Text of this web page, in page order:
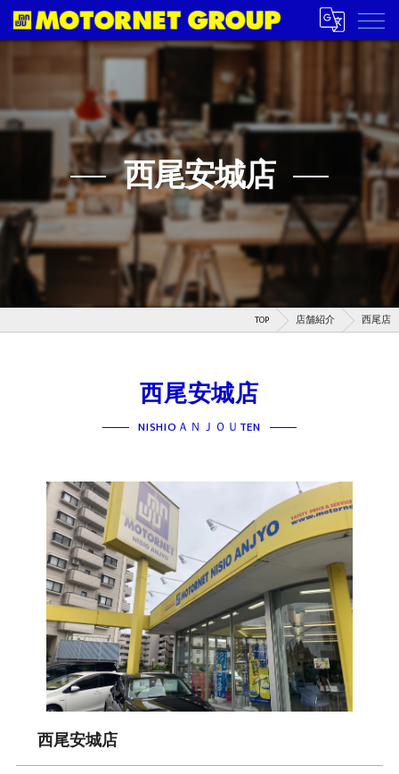
西尾安城店
TOP 店舗紹介 西尾店
西尾安城店
NISHIOＡＮＪＯＵTEN
西尾安城店